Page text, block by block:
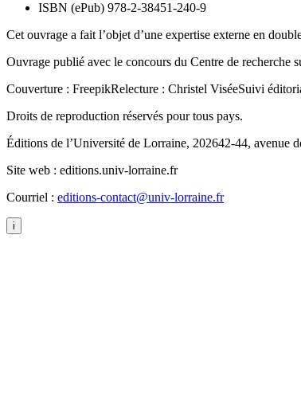
ISBN (ePub) 978-2-38451-240-9
Cet ouvrage a fait l’objet d’une expertise externe en
Ouvrage publié avec le concours du Centre de
Couverture : FreepikRelecture : Christel ViséeSuivi
Droits de reproduction réservés pour tous pays.
Éditions de l’Université de Lorraine, 202642-44, avenue
Site web : editions.univ-lorraine.fr
Courriel : editions-contact@univ-lorraine.fr
i